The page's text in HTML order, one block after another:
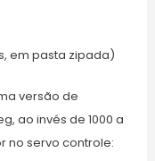
em pasta zipada)
versão de
ao invés de 1000 a
no servo controle: